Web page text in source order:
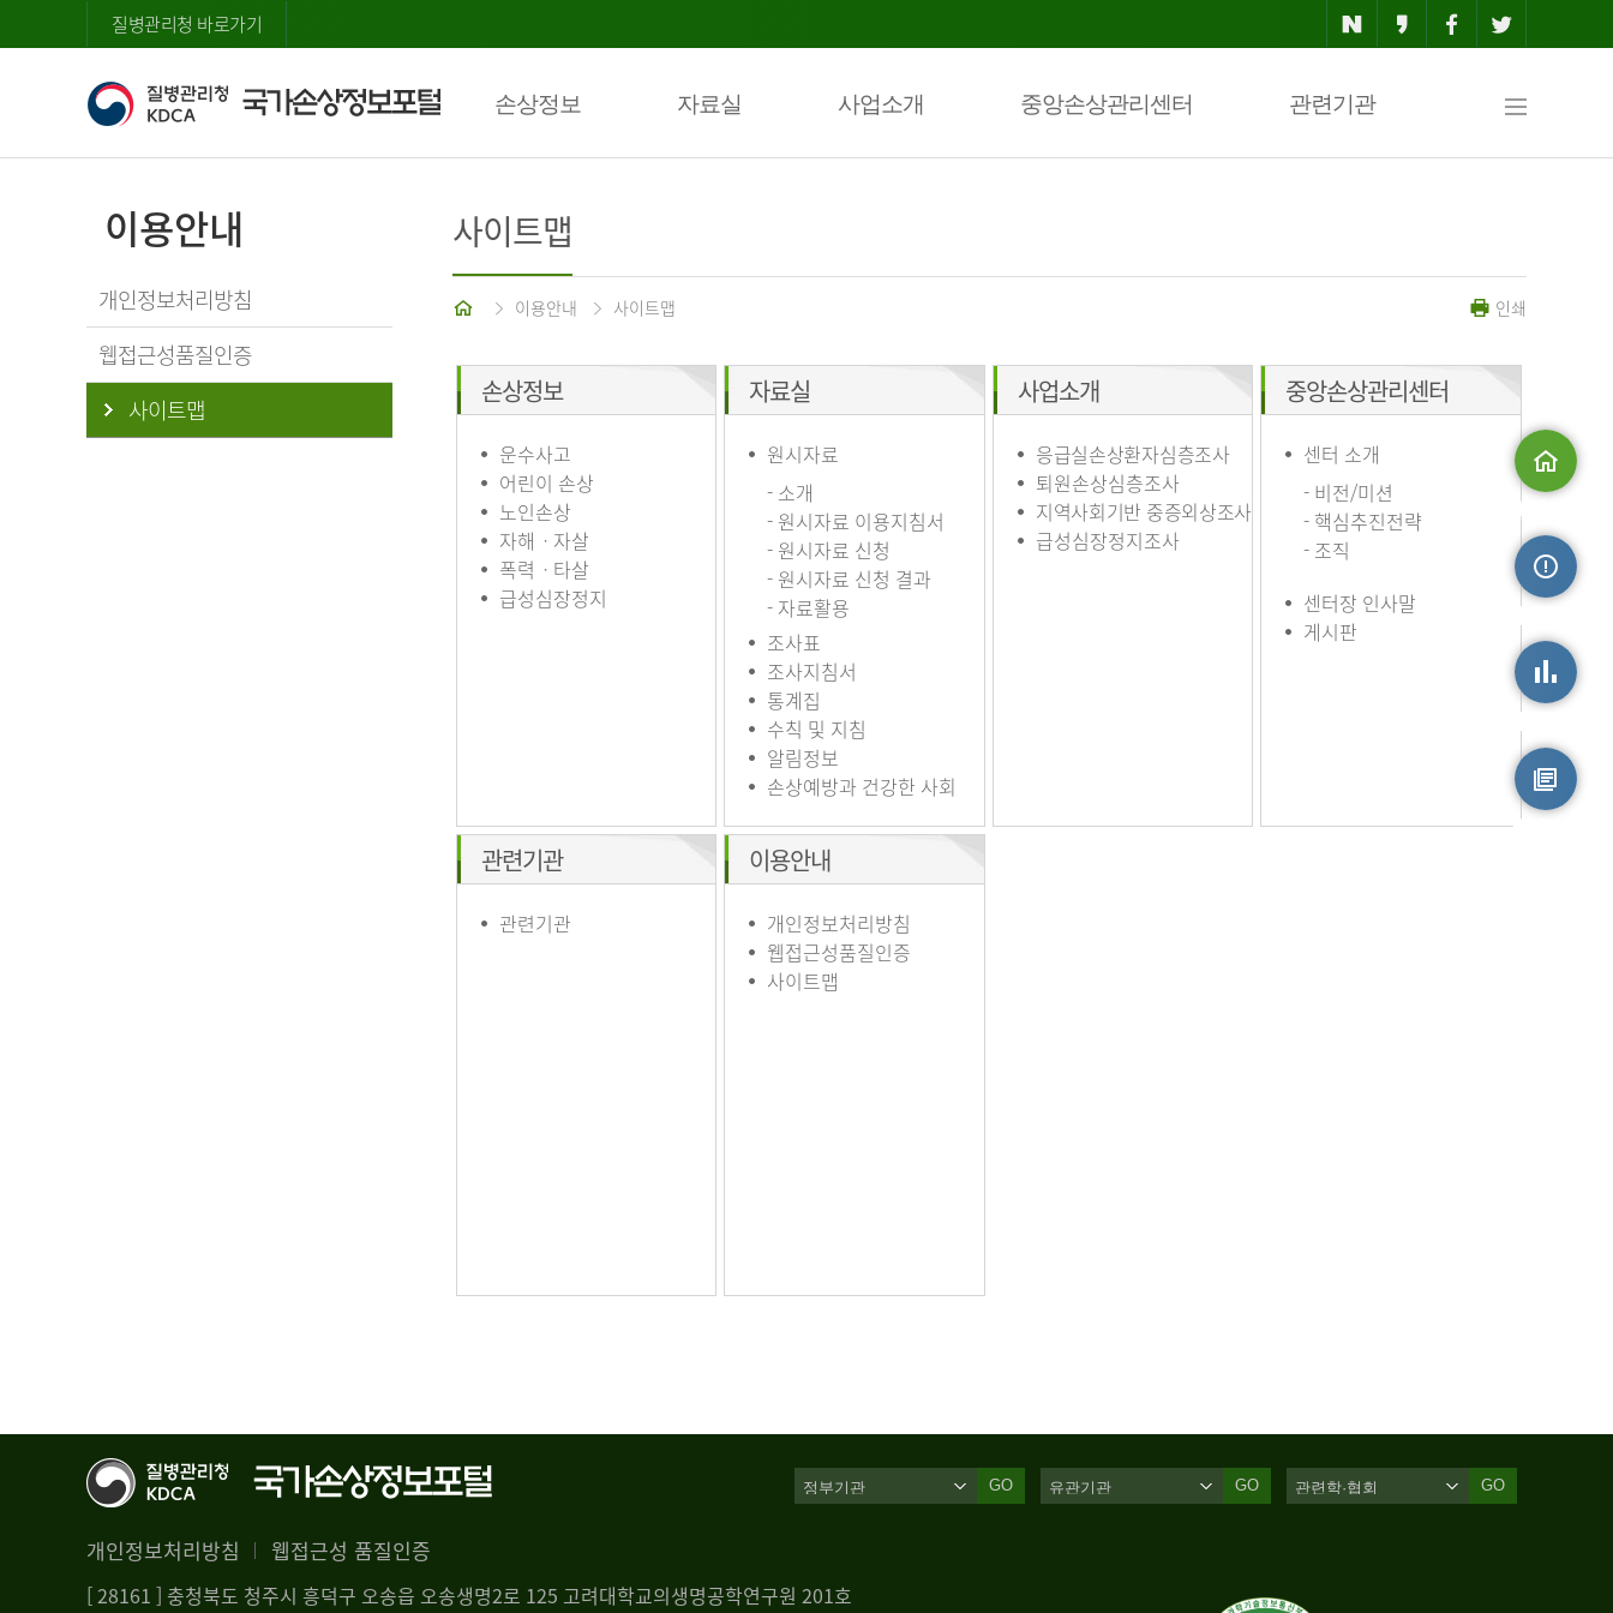
질병관리청 바로가기
손상정보 자료실 사업소개 중앙손상관리센터 관련기관
맵
이용안내
개인정보처리방침
웹접근성품질인증
사이트맵
사이트맵
홈 이용안내 사이트맵 인쇄
손상정보
운수사고
어린이 손상
노인손상
자해ㆍ자살
폭력ㆍ타살
급성심장정지
자료실
원시자료
- 소개
- 원시자료 이용지침서
- 원시자료 신청
- 원시자료 신청 결과
- 자료활용
조사표
조사지침서
통계집
수칙 및 지침
알림정보
손상예방과 건강한 사회
사업소개
응급실손상환자심층조사
퇴원손상심층조사
지역사회기반 중증외상조사
급성심장정지조사
중앙손상관리센터
센터 소개
- 비전/미션
- 핵심추진전략
- 조직
센터장 인사말
게시판
관련기관
관련기관
이용안내
개인정보처리방침
웹접근성품질인증
사이트맵
개인정보처리방침 웹접근성 품질인증
GO GO GO
[ 28161 ] 충청북도 청주시 흥덕구 오송읍 오송생명2로 125 고려대학교의생명공학연구원 201호
메인으로
원시자료